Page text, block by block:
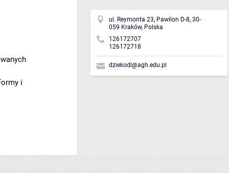
i
ul. Reymonta 23, Pawilon D-8, 30-
059 Kraków, Polska
126172707
126172718
dziekodl@agh.edu.pl